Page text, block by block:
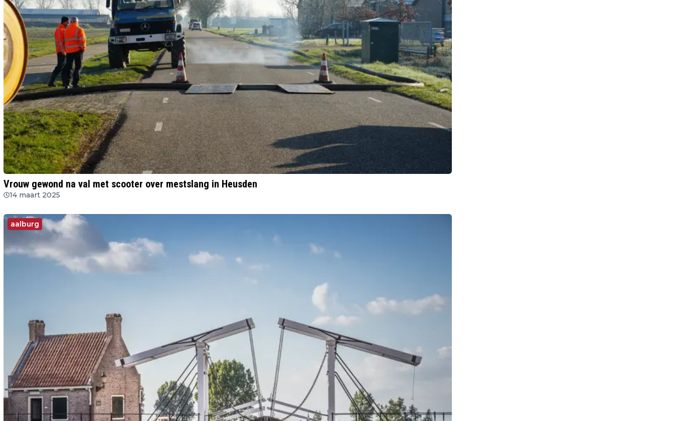
Vrouw gewond na val met scooter over mestslang in Heusden
14 maart 2025
aalburg